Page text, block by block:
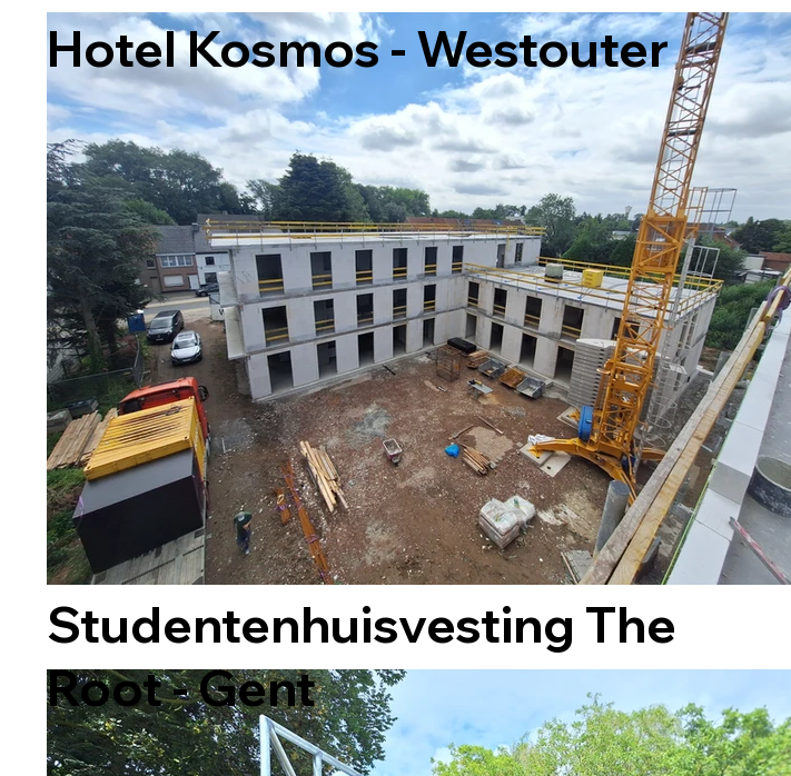
Hotel Kosmos - Westouter
Studentenhuisvesting The
Root - Gent